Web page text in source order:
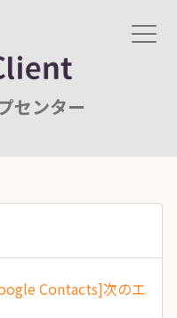
センター
Contacts]次のエ